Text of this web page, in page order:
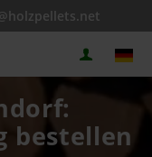
bestellen